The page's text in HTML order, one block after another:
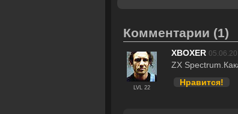
Комментарии (1)
LVL 22
XBOXER
ZX
Нравится!